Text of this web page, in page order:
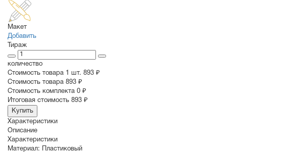
Макет
Добавить
Тираж
количество
Стоимость товара 1 шт. 893 ₽
Cтоимость товара 893 ₽
Стоимость комплекта 0 ₽
Итоговая стоимость 893 ₽
Купить
Характеристики
Описание
Характеристики
Материал: Пластиковый